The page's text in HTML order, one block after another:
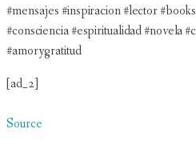
#mensajes #inspiracion #lector
#consciencia #espiritualidad #novela
#amorygratitud
[ad_2]
Source